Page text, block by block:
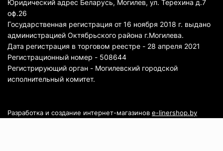
Юридический адрес Беларусь, Могилев, ул. Терехина д.7
оф.26
Государственная регистрация от 16 ноября 2018 г. выдано
администрацией Октябрьского района г.Могилева.
Дата регистрация в торговом реестре - 28 апреля 2021
Регистрационный номер - 508644
Регистрирующий орган - Могилевский городской
исполнительный комитет.
Разработка и создание интернет-магазинов e-linershop.by